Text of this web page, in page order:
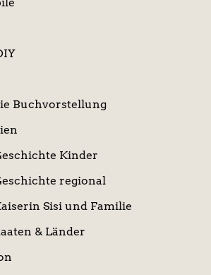
Buchvorstellung
Kinder
regional
Sisi und Familie
& Länder